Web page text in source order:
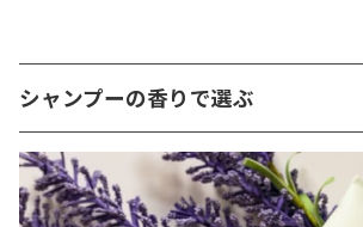
シャンプーの香りで選ぶ